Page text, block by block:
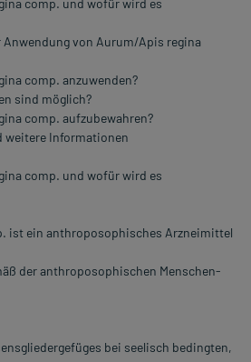
comp. und wofür wird es
Anwendung von Aurum/Apis regina
comp. anzuwenden?
sind möglich?
comp. aufzubewahren?
weitere Informationen
comp. und wofür wird es
ist ein anthroposophisches Arzneimittel
der anthroposophischen Menschen-
bei seelisch bedingten,